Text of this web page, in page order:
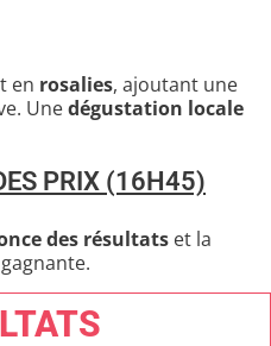
en rosalies, ajoutant une
Unedégustation locale
PRIX (16H45)
des résultats et la